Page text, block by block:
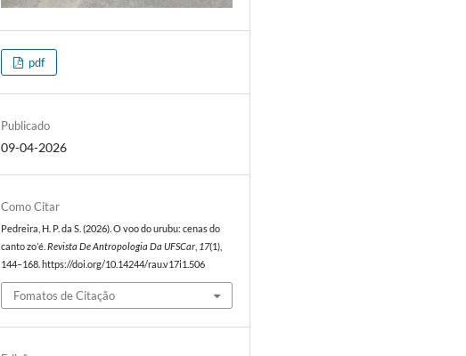
pdf
Publicado
09-04-2026
Como Citar
Pedreira, H. P. da S. (2026). O voo do urubu: cenas do
canto zo’é.Revista De Antropologia Da UFSCar 17(1),
144–168. https://doi.org/10.14244/rau.v17i1.506
Fomatos de Citação